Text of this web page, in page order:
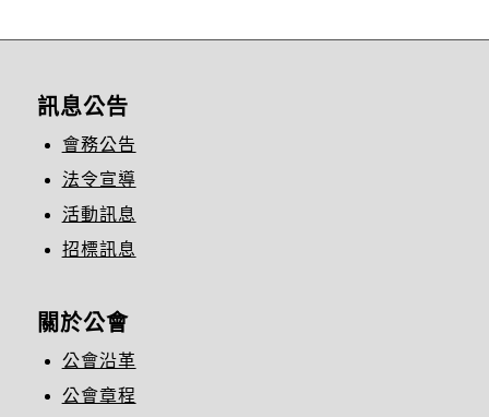
訊息公告
會務公告
法令宣導
活動訊息
招標訊息
關於公會
公會沿革
公會章程